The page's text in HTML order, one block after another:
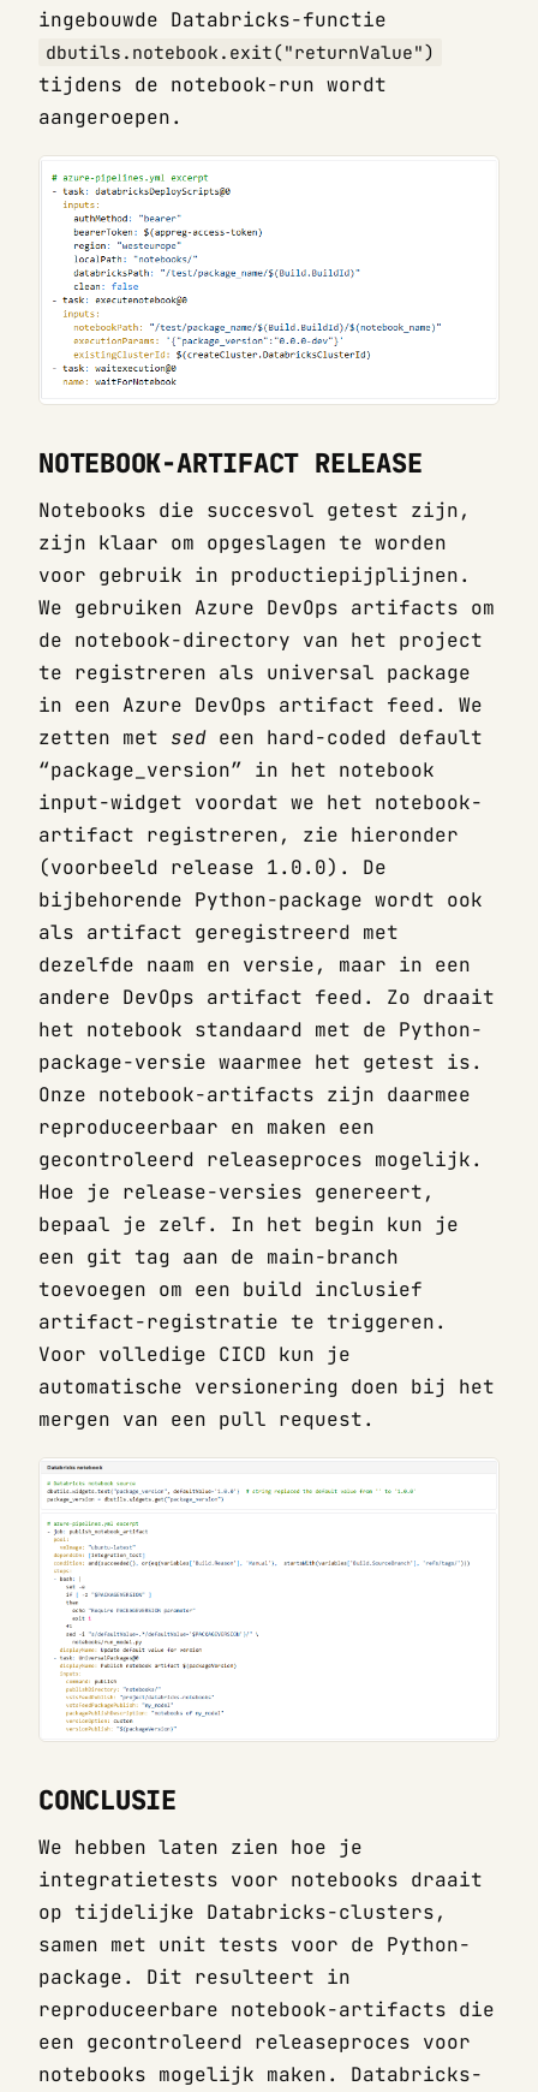
ingebouwde Databricks-functie
dbutils.notebook.exit("returnValue")
tijdens de notebook-run wordt
aangeroepen.
NOTEBOOK-ARTIFACT RELEASE
Notebooks die succesvol getest zijn,
zijn klaar om opgeslagen te worden
voor gebruik in productiepijplijnen.
We gebruiken Azure DevOps artifacts om
de notebook-directory van het project
te registreren als universal package
in een Azure DevOps artifact feed. We
zetten met sed een hard-coded default
“package_version” in het notebook
input-widget voordat we het notebook-
artifact registreren, zie hieronder
(voorbeeld release 1.0.0). De
bijbehorende Python-package wordt ook
als artifact geregistreerd met
dezelfde naam en versie, maar in een
andere DevOps artifact feed. Zo draait
het notebook standaard met de Python-
package-versie waarmee het getest is.
Onze notebook-artifacts zijn daarmee
reproduceerbaar en maken een
gecontroleerd releaseproces mogelijk.
Hoe je release-versies genereert,
bepaal je zelf. In het begin kun je
een git tag aan de main-branch
toevoegen om een build inclusief
artifact-registratie te triggeren.
Voor volledige CICD kun je
automatische versionering doen bij het
mergen van een pull request.
CONCLUSIE
We hebben laten zien hoe je
integratietests voor notebooks draait
op tijdelijke Databricks-clusters,
samen met unit tests voor de Python-
package. Dit resulteert in
reproduceerbare notebook-artifacts die
een gecontroleerd releaseproces voor
notebooks mogelijk maken. Databricks-